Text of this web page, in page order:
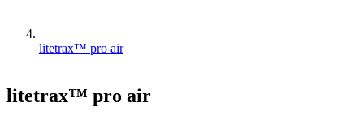
litetrax™ pro air
litetrax™ pro air